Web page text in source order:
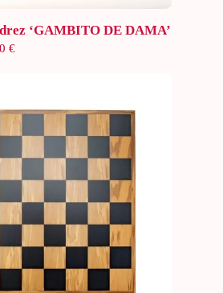
Seleccionar opciones
‘GAMBITO DE DAMA’
€Rango
de